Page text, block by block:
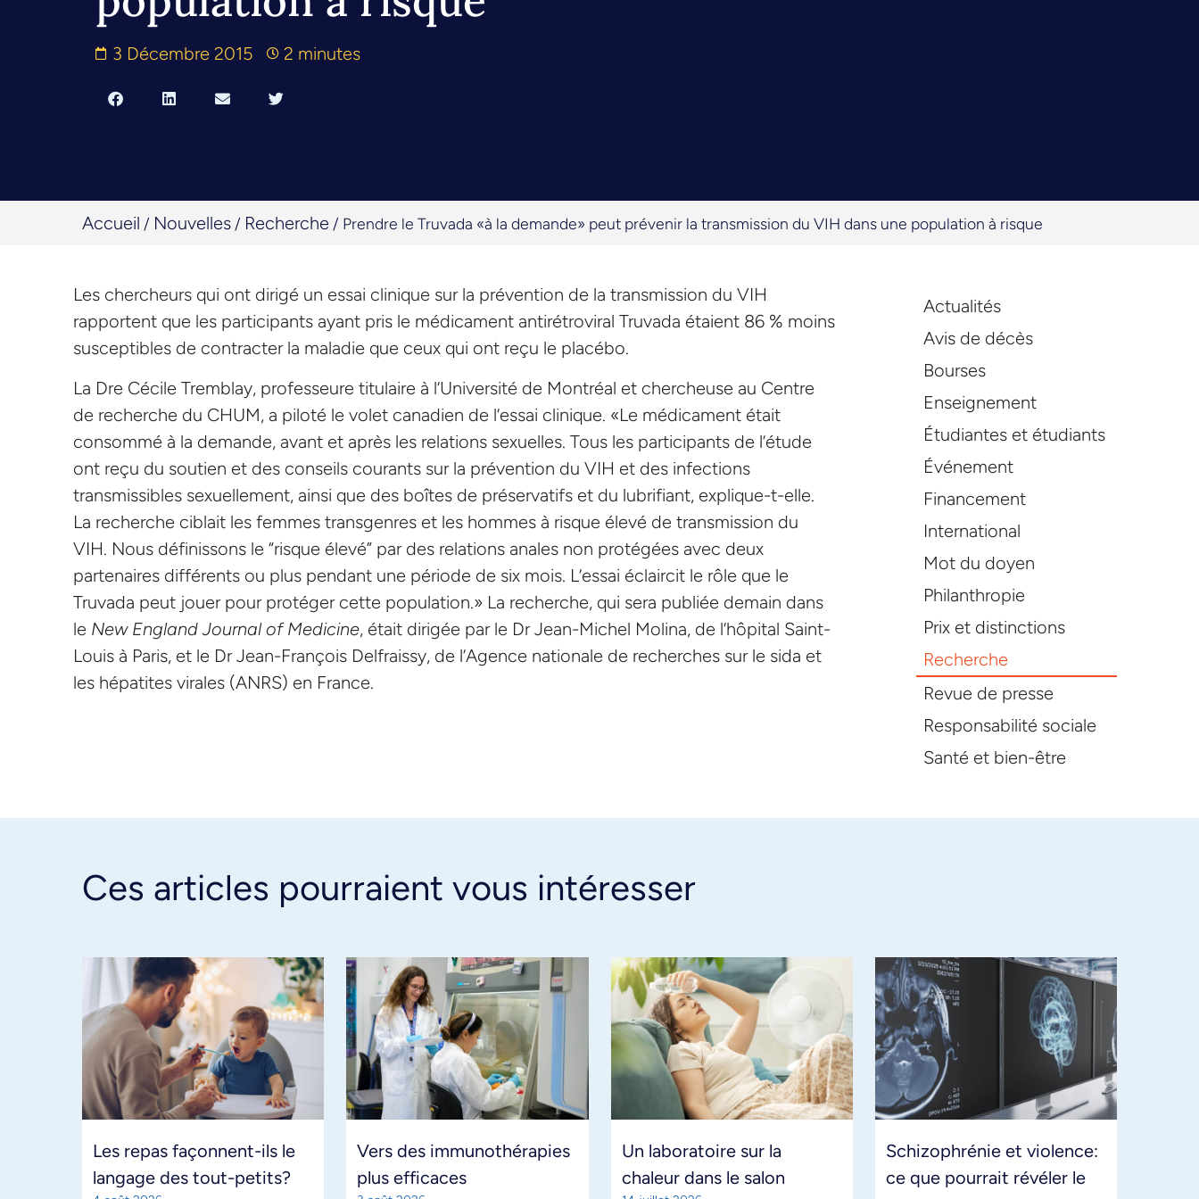
3 Décembre 2015 2 minutes
Accueil / Nouvelles / Recherche / Prendre le Truvada «à la demande» peut prévenir la transmission du VIH dans une population à risque
Les chercheurs qui ont dirigé un essai clinique sur la prévention de la transmission du VIH
rapportent que les participants ayant pris le médicament antirétroviral Truvada étaient 86 % moins
susceptibles de contracter la maladie que ceux qui ont reçu le placébo.
La Dre Cécile Tremblay, professeure titulaire à l’Université de Montréal et chercheuse au Centre
de recherche du CHUM, a piloté le volet canadien de l’essai clinique. «Le médicament était
consommé à la demande, avant et après les relations sexuelles. Tous les participants de l’étude
ont reçu du soutien et des conseils courants sur la prévention du VIH et des infections
transmissibles sexuellement, ainsi que des boîtes de préservatifs et du lubrifiant, explique-t-elle.
La recherche ciblait les femmes transgenres et les hommes à risque élevé de transmission du
VIH. Nous définissons le “risque élevé” par des relations anales non protégées avec deux
partenaires différents ou plus pendant une période de six mois. L’essai éclaircit le rôle que le
Truvada peut jouer pour protéger cette population.» La recherche, qui sera publiée demain dans
le New England Journal of Medicine, était dirigée par le Dr Jean-Michel Molina, de l’hôpital Saint-
Louis à Paris, et le Dr Jean-François Delfraissy, de l’Agence nationale de recherches sur le sida et
les hépatites virales (ANRS) en France.
Actualités
Avis de décès
Bourses
Enseignement
Étudiantes et étudiants
Événement
Financement
International
Mot du doyen
Philanthropie
Prix et distinctions
Recherche
Revue de presse
Responsabilité sociale
Santé et bien-être
Ces articles pourraient vous intéresser
Les repas façonnent-ils le
langage des tout-petits?
Vers des immunothérapies
plus efficaces
Un laboratoire sur la
chaleur dans le salon
Schizophrénie et violence:
ce que pourrait révéler le